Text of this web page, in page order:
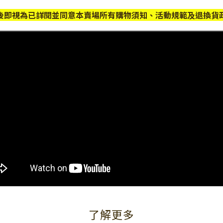
即視為已詳閱並同意本賣場所有購物須知、活動規範及退換貨
了解更多